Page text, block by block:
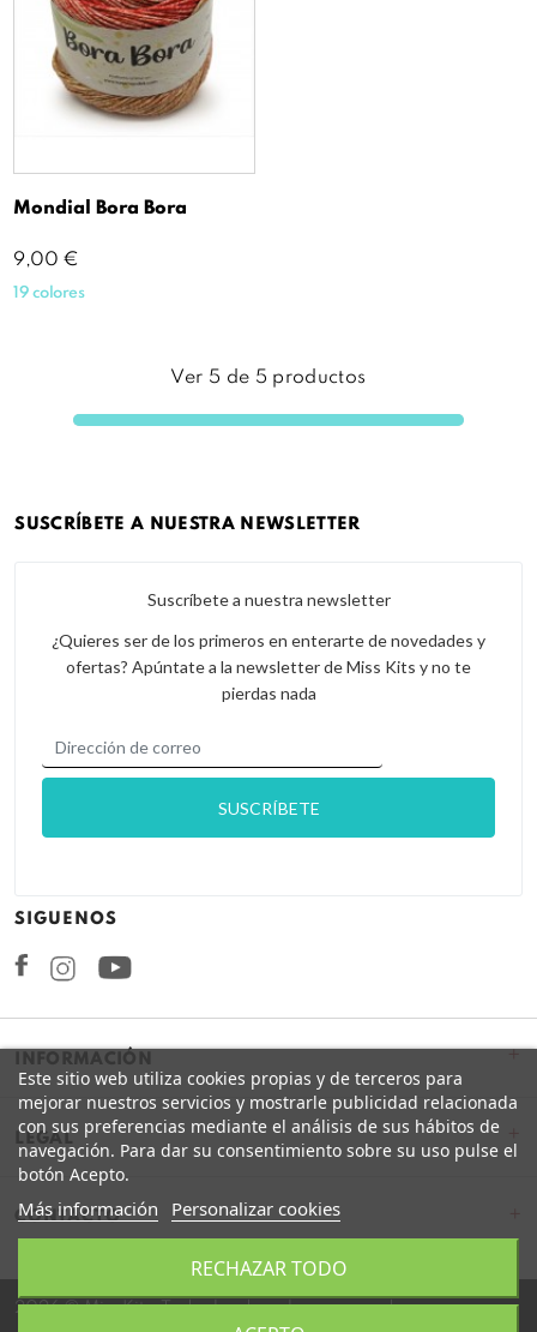
Mondial Bora Bora
Precio
9,00 €
19 colores
Ver 5 de 5 productos
INFORMACIÓN +
LEGAL
CONTACTO
SUSCRÍBETE A NUESTRA NEWSLETTER
Suscríbete a nuestra newsletter
¿Quieres ser de los primeros en enterarte de novedades y
ofertas? Apúntate a la newsletter de Miss Kits y no te
pierdas nada
SIGUENOS
FacebookInstagram
2026 © Miss Kits. Todos los derechos reservados.
Este sitio web utiliza cookies propias y de terceros para
mejorar nuestros servicios y mostrarle publicidad relacionada
con sus preferencias mediante el análisis de sus hábitos de
navegación. Para dar su consentimiento sobre su uso pulse el
botón Acepto.
Más información Personalizar cookies
RECHAZAR TODO